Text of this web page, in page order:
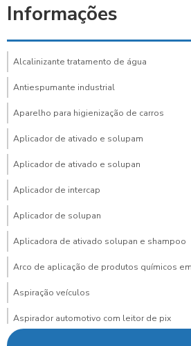
Informações
Alcalinizante tratamento de água
Antiespumante industrial
Aparelho para higienização de carros
Aplicador de ativado e solupam
Aplicador de ativado e solupan
Aplicador de intercap
Aplicador de solupan
Aplicadora de ativado solupan e shampoo
Arco de aplicação de produtos químicos
Aspiração veículos
Aspirador automotivo com leitor de pix